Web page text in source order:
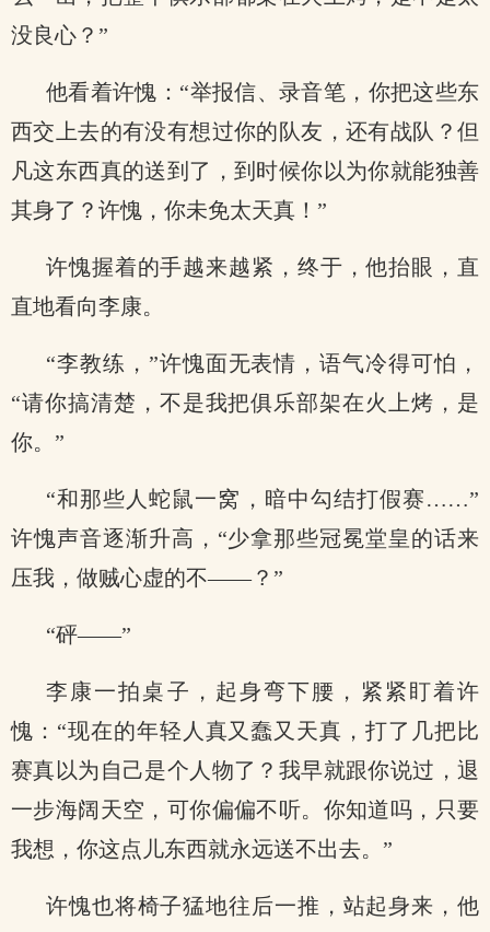
没良心？”
他看着许愧：“举报信、录音笔，你把这些东
西交上去的有没有想过你的队友，还有战队？但
凡这东西真的送到了，到时候你以为你就能独善
其身了？许愧，你未免太天真！”
许愧握着的手越来越紧，终于，他抬眼，直
直地看向李康。
“李教练，”许愧面无表情，语气冷得可怕，
“请你搞清楚，不是我把俱乐部架在火上烤，是
你。”
“和那些人蛇鼠一窝，暗中勾结打假赛……”
许愧声音逐渐升高，“少拿那些冠冕堂皇的话来
压我，做贼心虚的不——？”
“砰——”
李康一拍桌子，起身弯下腰，紧紧盯着许
愧：“现在的年轻人真又蠢又天真，打了几把比
赛真以为自己是个人物了？我早就跟你说过，退
一步海阔天空，可你偏偏不听。你知道吗，只要
我想，你这点儿东西就永远送不出去。”
许愧也将椅子猛地往后一推，站起身来，他